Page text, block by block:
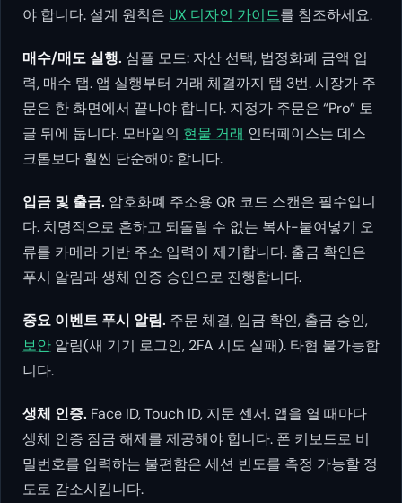
야 합니다. 설계 원칙은 UX 디자인 가이드를 참조하세요.
매수/매도 실행. 심플 모드: 자산 선택, 법정화폐 금액 입
력, 매수 탭. 앱 실행부터 거래 체결까지 탭 3번. 시장가 주
문은 한 화면에서 끝나야 합니다. 지정가 주문은 “Pro” 토
글 뒤에 둡니다. 모바일의 현물 거래 인터페이스는 데스
크톱보다 훨씬 단순해야 합니다.
입금 및 출금. 암호화폐 주소용 QR 코드 스캔은 필수입니
다. 치명적으로 흔하고 되돌릴 수 없는 복사-붙여넣기 오
류를 카메라 기반 주소 입력이 제거합니다. 출금 확인은
푸시 알림과 생체 인증 승인으로 진행합니다.
중요 이벤트 푸시 알림. 주문 체결, 입금 확인, 출금 승인,
보안 알림(새 기기 로그인, 2FA 시도 실패). 타협 불가능합
니다.
생체 인증. Face ID, Touch ID, 지문 센서. 앱을 열 때마다
생체 인증 잠금 해제를 제공해야 합니다. 폰 키보드로 비
밀번호를 입력하는 불편함은 세션 빈도를 측정 가능할 정
도로 감소시킵니다.